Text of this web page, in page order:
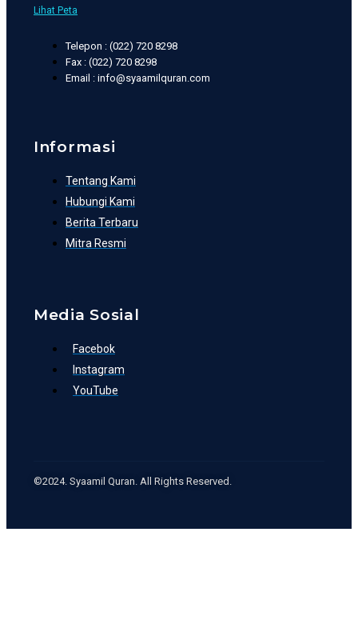
Lihat Peta
Telepon : (022) 720 8298
Fax : (022) 720 8298
Email : info@syaamilquran.com
Informasi
Tentang Kami
Hubungi Kami
Berita Terbaru
Mitra Resmi
Media Sosial
Facebok
Instagram
YouTube
©2024. Syaamil Quran. All Rights Reserved.